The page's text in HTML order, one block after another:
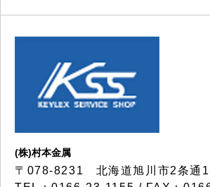
(株)村本金属
〒078-8231 北海道旭川市2条通